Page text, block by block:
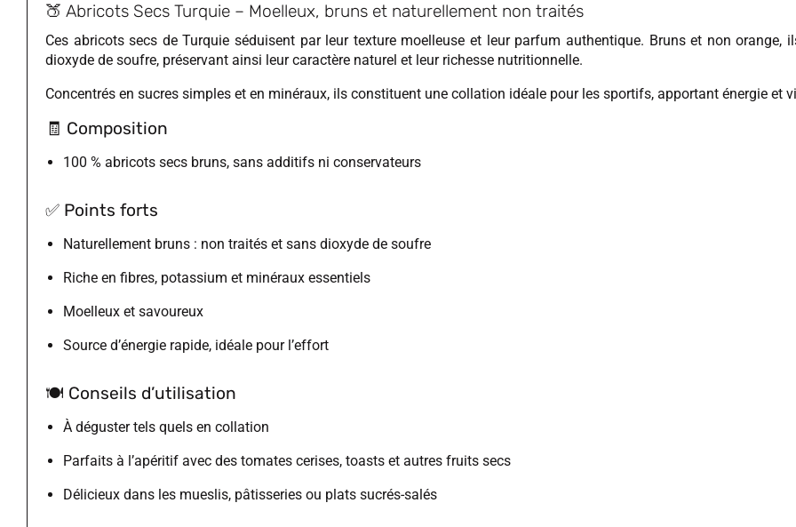
🍑 Abricots Secs Turquie – Moelleux, bruns et naturellement non traités
Ces abricots secs de Turquie séduisent par leur texture moelleuse et leur parfum authentique. Bruns et non orange,
dioxyde de soufre, préservant ainsi leur caractère naturel et leur richesse nutritionnelle.
Concentrés en sucres simples et en minéraux, ils constituent une collation idéale pour les sportifs, apportant énergie et
🧾 Composition
100 % abricots secs bruns, sans additifs ni conservateurs
✅ Points forts
Naturellement bruns : non traités et sans dioxyde de soufre
Riche en fibres, potassium et minéraux essentiels
Moelleux et savoureux
Source d’énergie rapide, idéale pour l’effort
🍽️ Conseils d’utilisation
À déguster tels quels en collation
Parfaits à l’apéritif avec des tomates cerises, toasts et autres fruits secs
Délicieux dans les mueslis, pâtisseries ou plats sucrés-salés